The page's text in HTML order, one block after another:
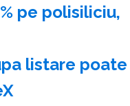
pe polisiliciu,
listare poate